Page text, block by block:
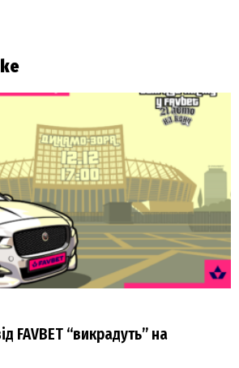
FAVBET “викрадуть” на